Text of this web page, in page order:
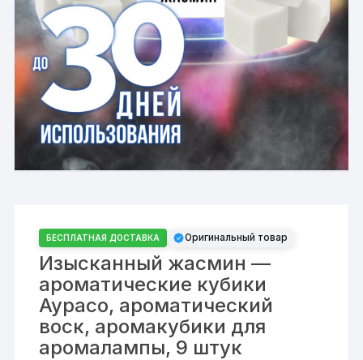
БЕСПЛАТНАЯ ДОСТАВКА Оригинальный товар
Изысканный жасмин —
ароматические кубики
Аурасо, ароматический
воск, аромакубики для
аромалампы, 9 штук